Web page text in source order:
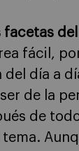
fácil,
día a
de la
de